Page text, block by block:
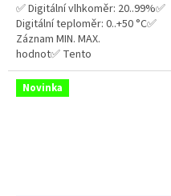
✅ Digitální vlhkoměr: 20..99%✅
Digitální teploměr: 0..+50 °C✅
Záznam MIN. MAX.
hodnot✅ Tento
digitální vlhkoměr a teploměr je
dodáván vč. kalibračního listu
Novinka